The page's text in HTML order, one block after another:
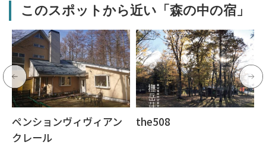
このスポットから近い「森の中の宿」
ペンションヴィヴィアン
クレール
the508